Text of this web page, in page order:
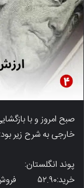
صبح امروز و با
خارجی به شرح زیر بود:
پوند انگلستان:
خرید:۵۲.۹۰ فروش:۵۳.۵۵